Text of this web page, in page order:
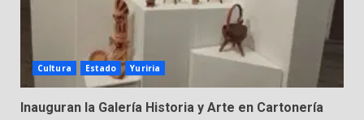
Cultura Estado Yuriria
Inauguran la Galería Historia y Arte en Cartonería